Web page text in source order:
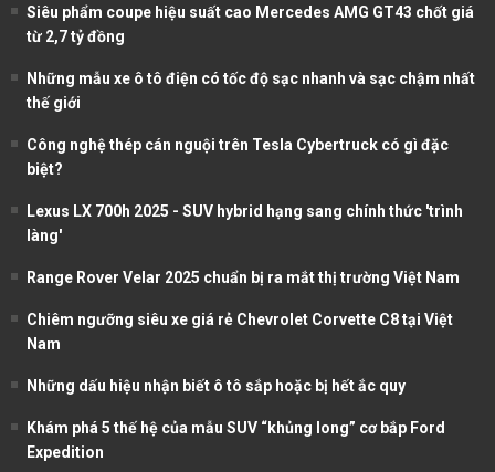
Siêu phẩm coupe hiệu suất cao Mercedes AMG GT43 chốt giá
từ 2,7 tỷ đồng
Những mẫu xe ô tô điện có tốc độ sạc nhanh và sạc chậm nhất
thế giới
Công nghệ thép cán nguội trên Tesla Cybertruck có gì đặc
biệt?
Lexus LX 700h 2025 - SUV hybrid hạng sang chính thức 'trình
làng'
Range Rover Velar 2025 chuẩn bị ra mắt thị trường Việt Nam
Chiêm ngưỡng siêu xe giá rẻ Chevrolet Corvette C8 tại Việt
Nam
Những dấu hiệu nhận biết ô tô sắp hoặc bị hết ắc quy
Khám phá 5 thế hệ của mẫu SUV “khủng long” cơ bắp Ford
Expedition